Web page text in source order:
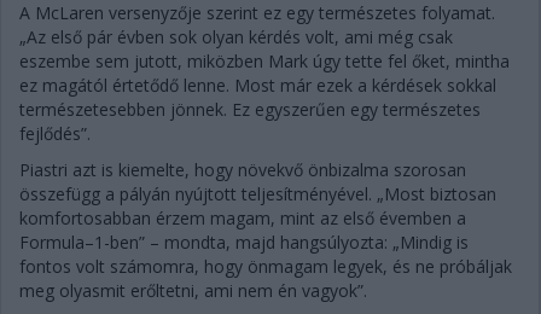
A McLaren versenyzője szerint ez egy természetes folyamat.
„Az első pár évben sok olyan kérdés volt, ami még csak
eszembe sem jutott, miközben Mark úgy tette fel őket, mintha
ez magától értetődő lenne. Most már ezek a kérdések sokkal
természetesebben jönnek. Ez egyszerűen egy természetes
fejlődés”.
Piastri azt is kiemelte, hogy növekvő önbizalma szorosan
összefügg a pályán nyújtott teljesítményével. „Most biztosan
komfortosabban érzem magam, mint az első évemben a
Formula–1-ben” – mondta, majd hangsúlyozta: „Mindig is
fontos volt számomra, hogy önmagam legyek, és ne próbáljak
meg olyasmit erőltetni, ami nem én vagyok”.